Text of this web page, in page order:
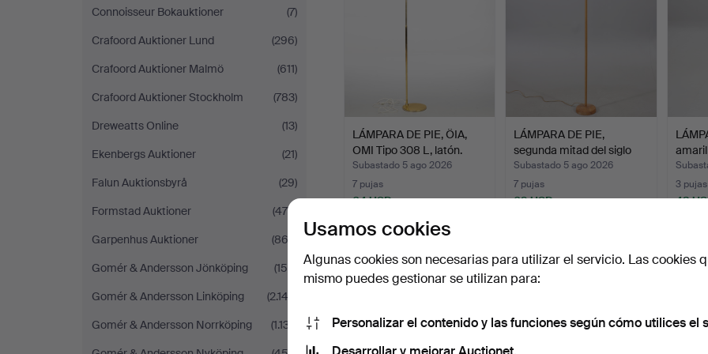
Connoisseur Bokauktioner
(7)
Crafoord Auktioner Lund
(296)
Crafoord Auktioner Malmö
(611)
Crafoord Auktioner Stockholm
(783)
Dreweatts Online
(13)
Ekenbergs Auktioner
(21)
Falun Auktionsbyrå
(29)
Formstad Auktioner
(470)
Garpenhus Auktioner
(862)
Gomér & Andersson Jönköping
(158)
Gomér & Andersson Linköping
(2.142)
Gomér & Andersson Norrköping
(1.137)
LÁMPARA DE PIE, ÖIA,
OMI Tipo 308 L, latón.
Subastado 5 ago 2026
7 pujas
64 USD
LÁMPARA DE PIE,
segunda mitad del siglo
XX.
Subastado 5 ago 2026
7 pujas
69 USD
3 pujas
43
Usamos cookies
Algunas cookies son necesarias para utilizar el servicio. Las cookies
mismo puedes gestionar se utilizan para:
Personalizar el contenido y las funciones según cómo utilices el